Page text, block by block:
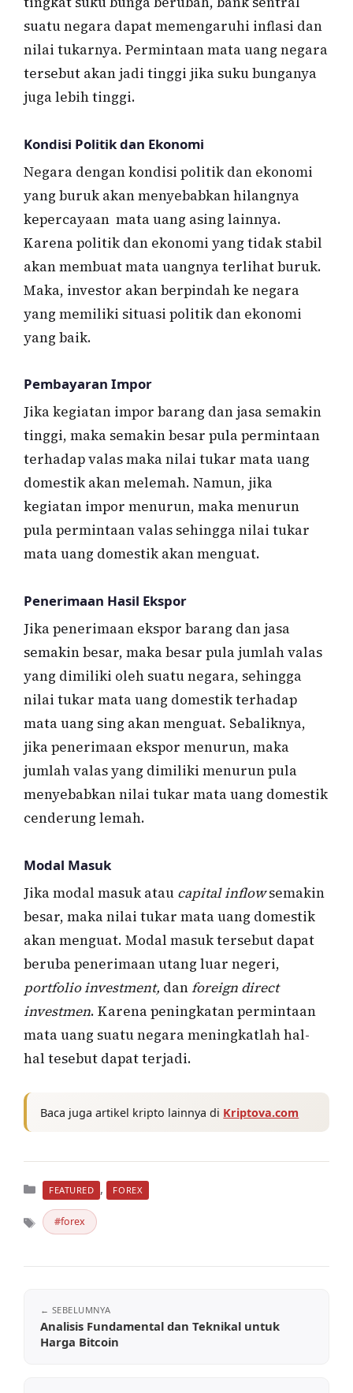
suatu negara dapat memengaruhi inflasi dan
nilai tukarnya. Permintaan mata uang negara
tersebut akan jadi tinggi jika suku bunganya
juga lebih tinggi.
Kondisi Politik dan Ekonomi
Negara dengan kondisi politik dan ekonomi
yang buruk akan menyebabkan hilangnya
kepercayaan mata uang asing lainnya.
Karena politik dan ekonomi yang tidak stabil
akan membuat mata uangnya terlihat buruk.
Maka, investor akan berpindah ke negara
yang memiliki situasi politik dan ekonomi
yang baik.
Pembayaran Impor
Jika kegiatan impor barang dan jasa semakin
tinggi, maka semakin besar pula permintaan
terhadap valas maka nilai tukar mata uang
domestik akan melemah. Namun, jika
kegiatan impor menurun, maka menurun
pula permintaan valas sehingga nilai tukar
mata uang domestik akan menguat.
Penerimaan Hasil Ekspor
Jika penerimaan ekspor barang dan jasa
semakin besar, maka besar pula jumlah valas
yang dimiliki oleh suatu negara, sehingga
nilai tukar mata uang domestik terhadap
mata uang sing akan menguat. Sebaliknya,
jika penerimaan ekspor menurun, maka
jumlah valas yang dimiliki menurun pula
menyebabkan nilai tukar mata uang domestik
cenderung lemah.
Modal Masuk
Jika modal masuk atau capital inflowsemakin
besar, maka nilai tukar mata uang domestik
akan menguat. Modal masuk tersebut dapat
beruba penerimaan utang luar negeri,
portfolio investment, danforeign direct
investmen. Karena peningkatan permintaan
mata uang suatu negara meningkatlah hal-
hal tesebut dapat terjadi.
Baca juga artikel kripto lainnya di Kriptova.com
Kategori
FEATURED , FOREX
Tag forex
Analisis Fundamental dan Teknikal untuk
Harga Bitcoin